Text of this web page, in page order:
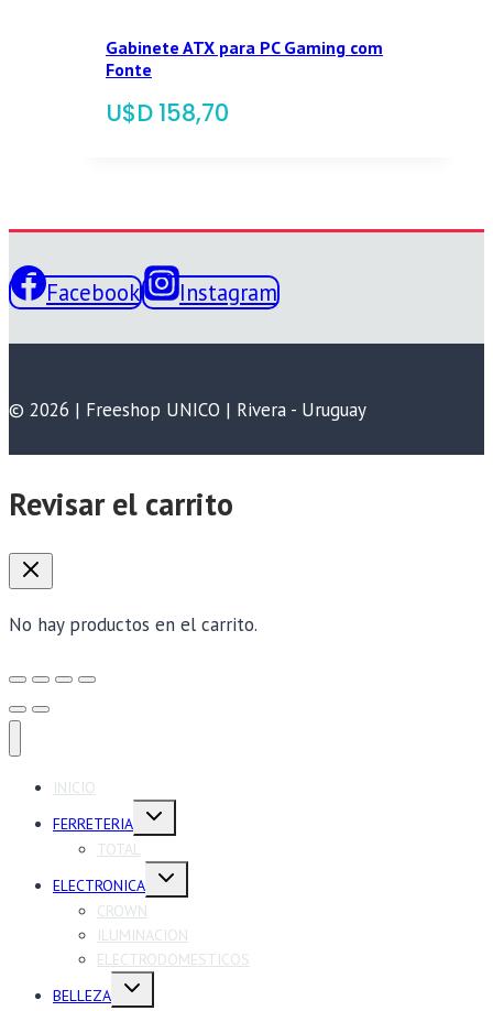
Gabinete ATX para PC Gaming com
Fonte
$ 158,70
Facebook Instagram
© 2026 | Freeshop UNICO | Rivera - Uruguay
Revisar el carrito
No hay productos en el carrito.
INICIO
FERRETERIA
Alternar
TOTAL
ELECTRONICA
Alternar
CROWN
ILUMINACION
ELECTRODOMESTICOS
BELLEZA
Alternar